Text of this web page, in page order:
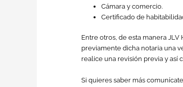
Cámara y comercio.
Certificado de
Entre otros, de esta manera
previamente dicha notaria una
realice una revisión previa y así
Si quieres saber más